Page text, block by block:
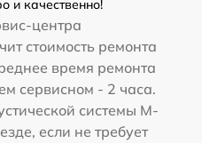
и качественно!
центра
стоимость ремонта
время ремонта
сервисном - 2 часа.
системы M-
если не требует